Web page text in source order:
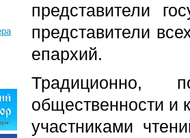
представители
представители
епархий.
Традиционно,
общественности и
участниками